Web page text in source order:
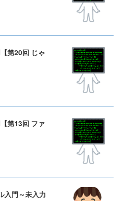
第20回 じゃ
第13回 ファ
入門～未入力